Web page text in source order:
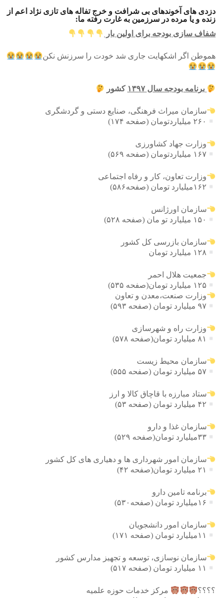
دزدی های آخوندهای بی شرافت و خرج تفاله های تازی نژاد اعم از
زنده و یا مرده در سرزمین به غارت رفته ما:
شفاف سازی بودجه برای اولین بار
هموطن اگر اشکهایت جاری شد خودت را سرزنش نکن
برنامه بودجه سال ۱۳۹۷ کشور
سازمان میراث فرهنگی، صنایع دستی و گردشگری
۲۶۰ میلیاردتومان (صفحه ۱۷۴)
وزارت جهاد کشاورزی
۱۶۷ میلیاردتومان (صفحه ۵۶۹)
وزارت تعاون، کار و رفاه اجتماعی
۱۶۲میلیارد تومان (صفحه۵۸۶)
سازمان اورژانس
۱۵۰ میلیارد تو مان (صفحه ۵۲۸)
سازمان بازرسی کل کشور
۱۲۸ میلیارد تومان
جمعیت هلال احمر
۱۲۵ میلیارد تومان(صفحه ۵۳۵)
وزارت صنعت،معدن و تعاون
۹۷ میلیارد تومان (صفحه ۵۹۳)
وزارت راه و شهرسازی
۸۱ میلیارد تومان(صفحه ۵۷۸)
سازمان محیط زیست
۵۷ میلیارد تومان (صفحه ۵۵۵)
ستاد مبارزه با قاچاق کالا و ارز
۴۲ میلیارد تومان (صفحه ۵۳)
سازمان غذا و دارو
۳۳میلیارد تومان(صفحه ۵۲۹)
سازمان امور شهرداری ها و دهیاری های کل کشور
۲۱ میلیارد تومان(صفحه ۴۲)
برنامه تامین دارو
۱۶میلیارد تومان (صفحه۵۳۰)
سازمان امور دانشجویان
۱۱میلیارد تومان (صفحه ۱۷۱)
سازمان نوسازی، توسعه و تجهیز مدارس کشور
۱۱ میلیارد تومان (صفحه ۵۱۷)
؟؟؟؟
مرکز خدمات حوزه علمیه